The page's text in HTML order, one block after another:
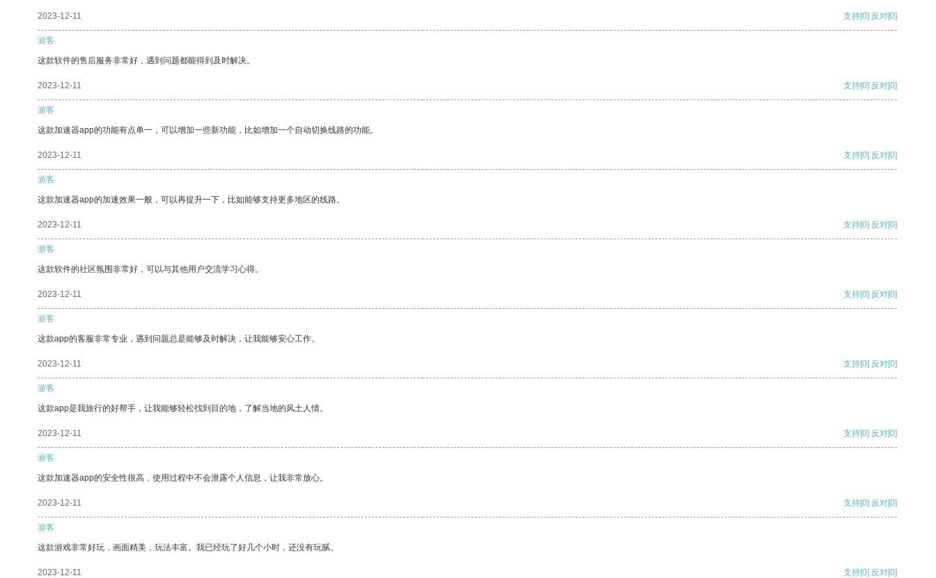
2023-12-11 支持[0] 反对[0]
游客
这款软件的售后服务非常好，遇到问题都能得到及时解决。
2023-12-11 支持[0] 反对[0]
游客
这款加速器app的功能有点单一，可以增加一些新功能，比如增加一个自动切换线路的功能。
2023-12-11 支持[0] 反对[0]
游客
这款加速器app的加速效果一般，可以再提升一下，比如能够支持更多地区的线路。
2023-12-11 支持[0] 反对[0]
游客
这款软件的社区氛围非常好，可以与其他用户交流学习心得。
2023-12-11 支持[0] 反对[0]
游客
这款app的客服非常专业，遇到问题总是能够及时解决，让我能够安心工作。
2023-12-11 支持[0] 反对[0]
游客
这款app是我旅行的好帮手，让我能够轻松找到目的地，了解当地的风土人情。
2023-12-11 支持[0] 反对[0]
游客
这款加速器app的安全性很高，使用过程中不会泄露个人信息，让我非常放心。
2023-12-11 支持[0] 反对[0]
游客
这款游戏非常好玩，画面精美，玩法丰富。我已经玩了好几个小时，还没有玩腻。
2023-12-11 支持[0] 反对[0]